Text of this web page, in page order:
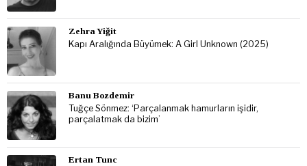
Zehra Yiğit
Kapı Aralığında Büyümek: A Girl Unknown (2025)
Banu Bozdemir
Tuğçe Sönmez: ‘Parçalanmak hamurların işidir,
parçalatmak da bizim’
Ertan Tunc